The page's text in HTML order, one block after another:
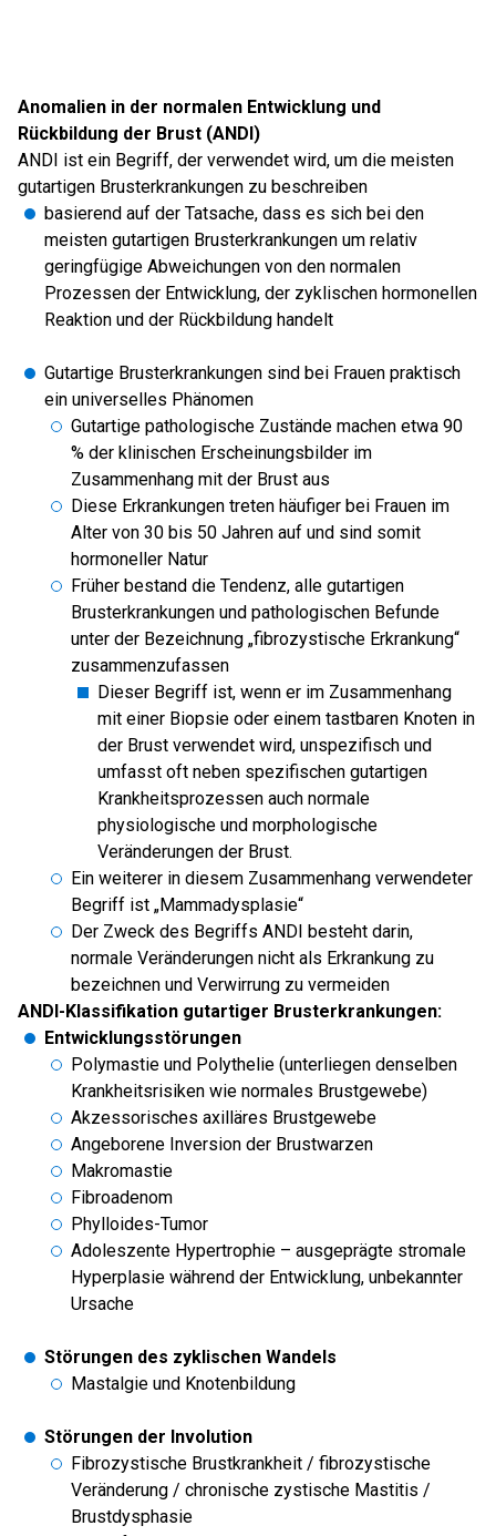
Anomalien in der normalen Entwicklung und
Rückbildung der Brust (ANDI)
ANDI ist ein Begriff, der verwendet wird, um die meisten
gutartigen Brusterkrankungen zu beschreiben
basierend auf der Tatsache, dass es sich bei den
meisten gutartigen Brusterkrankungen um relativ
geringfügige Abweichungen von den normalen
Prozessen der Entwicklung, der zyklischen hormonellen
Reaktion und der Rückbildung handelt
Gutartige Brusterkrankungen sind bei Frauen praktisch
ein universelles Phänomen
Gutartige pathologische Zustände machen etwa 90
% der klinischen Erscheinungsbilder im
Zusammenhang mit der Brust aus
Diese Erkrankungen treten häufiger bei Frauen im
Alter von 30 bis 50 Jahren auf und sind somit
hormoneller Natur
Früher bestand die Tendenz, alle gutartigen
Brusterkrankungen und pathologischen Befunde
unter der Bezeichnung „fibrozystische Erkrankung“
zusammenzufassen
Dieser Begriff ist, wenn er im Zusammenhang
mit einer Biopsie oder einem tastbaren Knoten in
der Brust verwendet wird, unspezifisch und
umfasst oft neben spezifischen gutartigen
Krankheitsprozessen auch normale
physiologische und morphologische
Veränderungen der Brust.
Ein weiterer in diesem Zusammenhang verwendeter
Begriff ist „Mammadysplasie“
Der Zweck des Begriffs ANDI besteht darin,
normale Veränderungen nicht als Erkrankung zu
bezeichnen und Verwirrung zu vermeiden
ANDI-Klassifikation gutartiger Brusterkrankungen:
Entwicklungsstörungen
Polymastie und Polythelie (unterliegen denselben
Krankheitsrisiken wie normales Brustgewebe)
Akzessorisches axilläres Brustgewebe
Angeborene Inversion der Brustwarzen
Makromastie
Fibroadenom
Phylloides-Tumor
Adoleszente Hypertrophie – ausgeprägte stromale
Hyperplasie während der Entwicklung, unbekannter
Ursache
Störungen des zyklischen Wandels
Mastalgie und Knotenbildung
Störungen der Involution
Fibrozystische Brustkrankheit / fibrozystische
Veränderung / chronische zystische Mastitis /
Brustdysphasie